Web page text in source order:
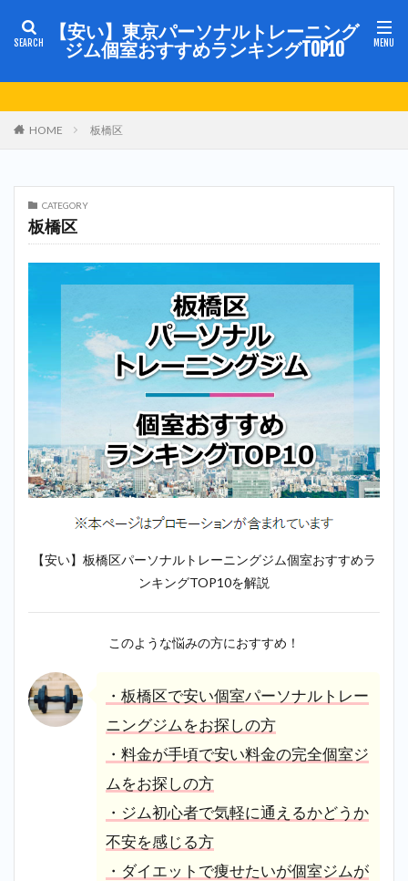
【安い】東京パーソナルトレーニング
ジム個室おすすめランキングTOP10
HOME 板橋区
CATEGORY
板橋区
【安い】板橋区パーソナルトレーニングジム個室おすすめラ
ンキングTOP10を解説
このような悩みの方におすすめ！
・板橋区で安い個室パーソナルトレー
ニングジムをお探しの方
・料金が手頃で安い料金の完全個室ジ
ムをお探しの方
・ジム初心者で気軽に通えるかどうか
不安を感じる方
・ダイエットで痩せたいが個室ジムが